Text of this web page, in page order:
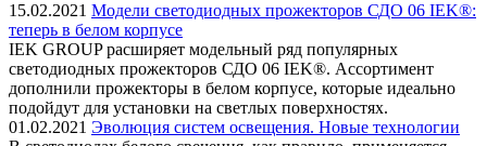
15.02.2021 Модели светодиодных прожекторов СДО 06 IEK®:
теперь в белом корпусе
IEK GROUP расширяет модельный ряд популярных
светодиодных прожекторов СДО 06 IEK®. Ассортимент
дополнили прожекторы в белом корпусе, которые идеально
подойдут для установки на светлых поверхностях.
01.02.2021 Эволюция систем освещения. Новые технологии